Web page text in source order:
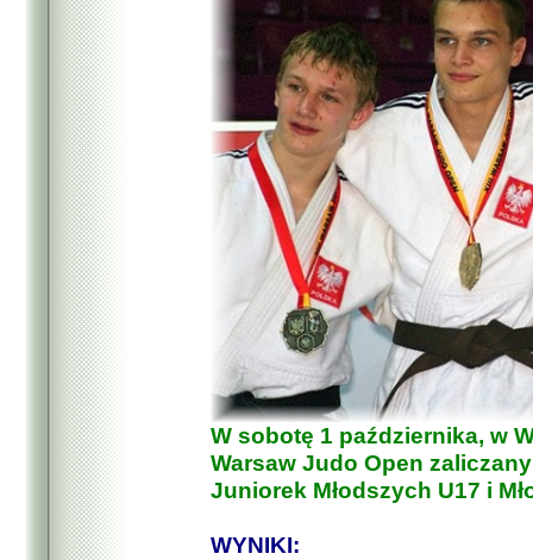
W sobotę 1 października, w
Warsaw Judo Open
Juniorek Młodszych U17 i
WYNIKI: